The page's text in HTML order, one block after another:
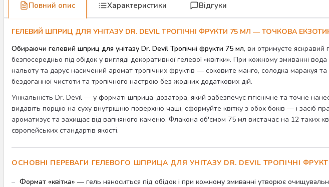
Повний опис Характеристики Відгуки
ГЕЛЕВИЙ ШПРИЦ ДЛЯ УНІТАЗУ DR. DEVIL ТРОПІЧНІ ФРУКТИ 75 МЛ — ТОЧКОВА
Обираючи гелевий шприц для унітазу Dr. Devil Тропічні фрукти 75 мл, ви отримуєте яскравий
безпосередньо під обідок у вигляді декоративної гелевої «квітки». При кожному змиванні
нальоту та дарує насичений аромат тропічних фруктів — соковите манго, солодка маракуя
бездоганної чистоти та тропічного настрою без жодних додаткових дій.
Унікальність Dr. Devil — у форматі шприца-дозатора, який забезпечує гігієнічне та точне
видавіть порцію на суху внутрішню поверхню чаші, сформуйте квітку з обох боків — і
ароматизує та захищає від вапняного каменю. Флакона об'ємом 75 мл вистачає на 12 таких
європейських стандартів якості.
ОСНОВНІ ПЕРЕВАГИ ГЕЛЕВОГО ШПРИЦА ДЛЯ УНІТАЗУ DR. DEVIL ТРОПІЧНІ
Формат «квітка» — гель наноситься під обідок і при кожному змиванні утворює